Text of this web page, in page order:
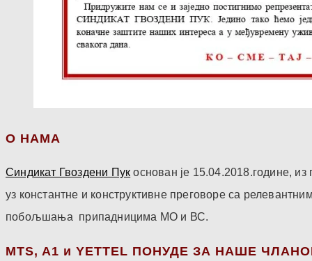
О НАМА
Синдикат Гвоздени Пук основан је 15.04.2018.године,
уз константне и конструктивне преговоре са
побољшања припадницима МО и ВС.
МТS, A1 и YETTEL ПОНУДЕ ЗА НАШЕ